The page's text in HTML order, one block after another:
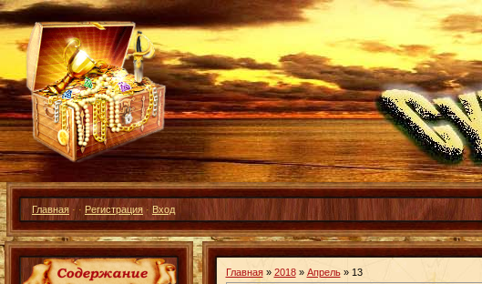
Главная · · Регистрация· Вход
Главная» 2018 » Апрель » 13